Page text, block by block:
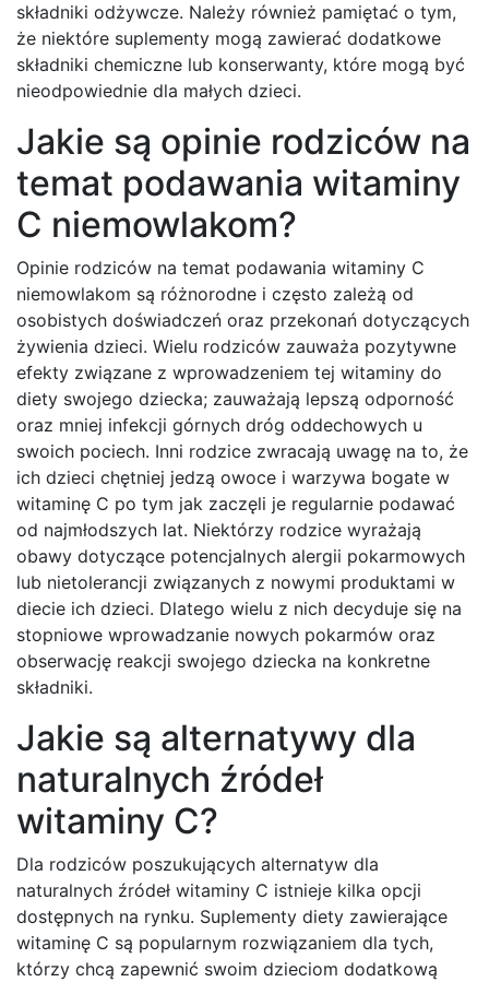
składniki odżywcze. Należy również pamiętać o tym,
że niektóre suplementy mogą zawierać dodatkowe
składniki chemiczne lub konserwanty, które mogą być
nieodpowiednie dla małych dzieci.
Jakie są opinie rodziców na
temat podawania witaminy
C niemowlakom?
Opinie rodziców na temat podawania witaminy C
niemowlakom są różnorodne i często zależą od
osobistych doświadczeń oraz przekonań dotyczących
żywienia dzieci. Wielu rodziców zauważa pozytywne
efekty związane z wprowadzeniem tej witaminy do
diety swojego dziecka; zauważają lepszą odporność
oraz mniej infekcji górnych dróg oddechowych u
swoich pociech. Inni rodzice zwracają uwagę na to, że
ich dzieci chętniej jedzą owoce i warzywa bogate w
witaminę C po tym jak zaczęli je regularnie podawać
od najmłodszych lat. Niektórzy rodzice wyrażają
obawy dotyczące potencjalnych alergii pokarmowych
lub nietolerancji związanych z nowymi produktami w
diecie ich dzieci. Dlatego wielu z nich decyduje się na
stopniowe wprowadzanie nowych pokarmów oraz
obserwację reakcji swojego dziecka na konkretne
składniki.
Jakie są alternatywy dla
naturalnych źródeł
witaminy C?
Dla rodziców poszukujących alternatyw dla
naturalnych źródeł witaminy C istnieje kilka opcji
dostępnych na rynku. Suplementy diety zawierające
witaminę C są popularnym rozwiązaniem dla tych,
którzy chcą zapewnić swoim dzieciom dodatkową